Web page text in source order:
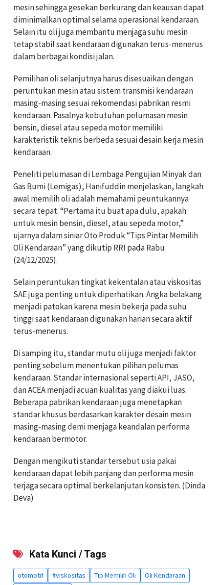
mesin sehingga gesekan berkurang dan keausan dapat
diminimalkan optimal selama operasional kendaraan.
Selain itu oli juga membantu menjaga suhu mesin
tetap stabil saat kendaraan digunakan terus-menerus
dalam berbagai kondisi jalan.
Pemilihan oli selanjutnya harus disesuaikan dengan
peruntukan mesin atau sistem transmisi kendaraan
masing-masing sesuai rekomendasi pabrikan resmi
kendaraan. Pasalnya kebutuhan pelumasan mesin
bensin, diesel atau sepeda motor memiliki
karakteristik teknis berbeda sesuai desain kerja mesin
kendaraan.
Peneliti pelumasan di Lembaga Pengujian Minyak dan
Gas Bumi (Lemigas), Hanifuddin menjelaskan, langkah
awal memilih oli adalah memahami peuntukannya
secara tepat. “Pertama itu buat apa dulu, apakah
untuk mesin bensin, diesel, atau sepeda motor,”
ujarnya dalam siniar Oto Produk “Tips Pintar Memilih
Oli Kendaraan” yang dikutip RRI pada Rabu
(24/12/2025).
Selain peruntukan tingkat kekentalan atau viskositas
SAE juga penting untuk diperhatikan. Angka belakang
menjadi patokan karena mesin bekerja pada suhu
tinggi saat kendaraan digunakan harian secara aktif
terus-menerus.
Di samping itu, standar mutu oli juga menjadi faktor
penting sebelum menentukan pilihan pelumas
kendaraan. Standar internasional seperti API, JASO,
dan ACEA menjadi acuan kualitas yang diakui luas.
Beberapa pabrikan kendaraan juga menetapkan
standar khusus berdasarkan karakter desain mesin
masing-masing demi menjaga keandalan performa
kendaraan bermotor.
Dengan mengikuti standar tersebut usia pakai
kendaraan dapat lebih panjang dan performa mesin
terjaga secara optimal berkelanjutan konsisten. (Dinda
Deva)
Kata Kunci / Tags
otomotif #viskositas Tip Memilih Oli
Oli Kendaraan